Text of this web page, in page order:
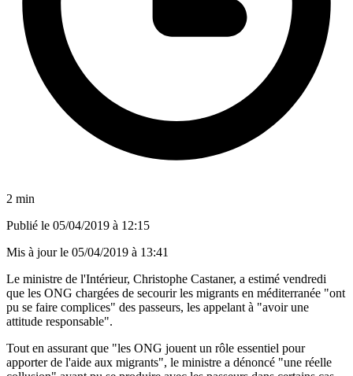
2 min
Publié le 05/04/2019 à 12:15
Mis à jour le 05/04/2019 à 13:41
Le ministre de l'Intérieur, Christophe Castaner, a estimé vendredi
que les ONG chargées de secourir les migrants en méditerranée "ont
pu se faire complices" des passeurs, les appelant à "avoir une
attitude responsable".
Tout en assurant que "les ONG jouent un rôle essentiel pour
apporter de l'aide aux migrants", le ministre a dénoncé "une réelle